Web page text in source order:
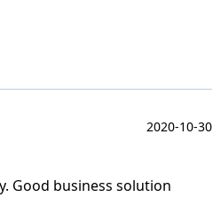
2020-10-30
Good business solution